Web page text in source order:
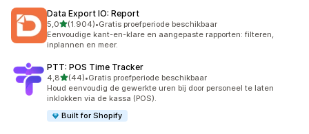
Data Export IO: Report
5,0van 5 sterren
(1.904)
1904 recensies in totaal
•Gratis proefperiode beschikbaar
Eenvoudige kant-en-klare en aangepaste rapporten: filteren,
inplannen en meer.
PTT: POS Time Tracker
4,8van 5 sterren
(44)
44 recensies in totaal
•Gratis proefperiode beschikbaar
Houd eenvoudig de gewerkte uren bij door personeel te laten
inklokken via de kassa (POS).
Built for Shopify